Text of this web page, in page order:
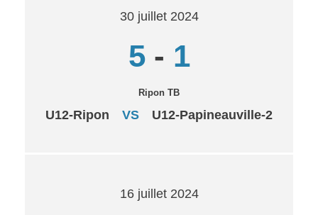
30 juillet 2024
5- 1
Ripon TB
U12-Ripon VS U12-Papineauville-2
16 juillet 2024